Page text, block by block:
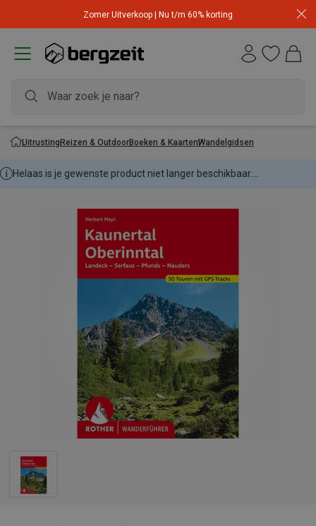
Zomer Uitverkoop | Nu t/m 60% korting
UitrustingReizen & OutdoorBoeken & KaartenWandelgidsen
Helaas is je gewenste product niet langer beschikbaar....